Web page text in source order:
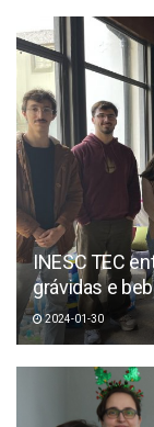
INESC TEC
grávidas e
2024-01-30